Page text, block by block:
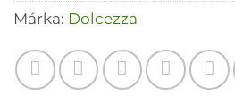
Márka: Dolcezza